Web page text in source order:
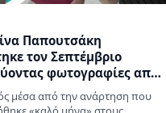
Παπουτσάκη
τον Σεπτέμβριο
φωτογραφίες από
της στο Αγκίστρι
μέσα από την ανάρτηση που